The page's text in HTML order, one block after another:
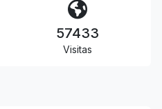
57433
Visitas